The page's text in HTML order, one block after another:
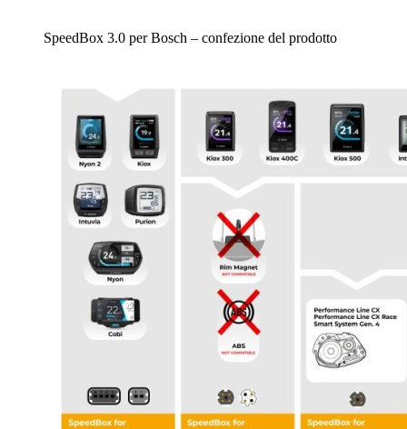
SpeedBox 3.0 per Bosch – confezione del prodotto